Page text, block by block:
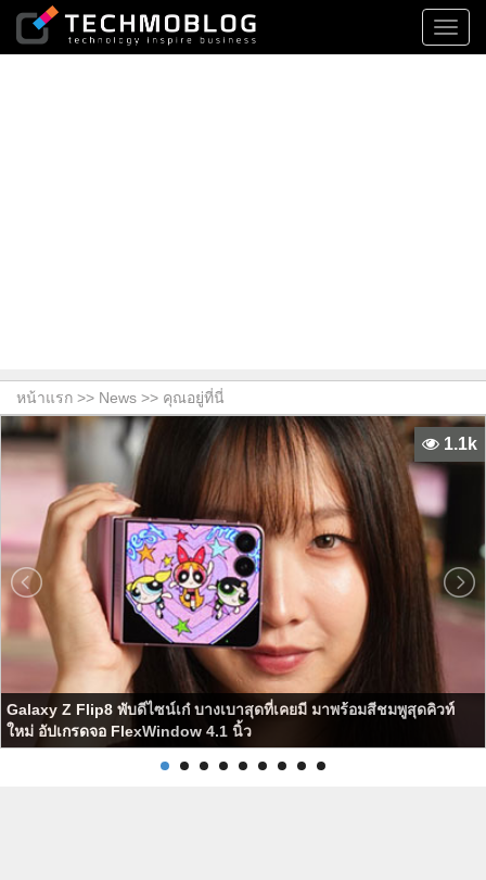
หน้าแรก >> News >> คุณอยู่ที่นี่
Galaxy Z Flip8 พับดีไซน์เก๋ บางเบาสุดที่เคยมี มาพร้อมสีชมพูสุดคิวท์
ใหม่ อัปเกรดจอ FlexWindow 4.1 นิ้ว
1.1k